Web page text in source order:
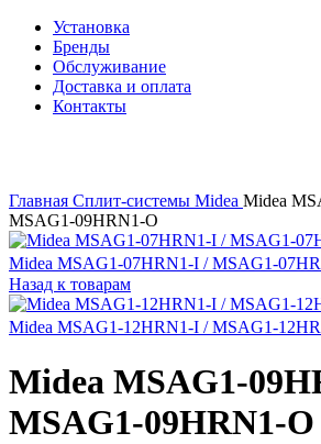
Установка
Бренды
Обслуживание
Доставка и оплата
Контакты
Главная Сплит-системы Midea Midea
MSAG1-09HRN1-O
Midea MSAG1-07HRN1-I / MSAG1-
Назад к товарам
Midea MSAG1-12HRN1-I / MSAG1-
Midea MSAG1-
MSAG1-09HRN1-O